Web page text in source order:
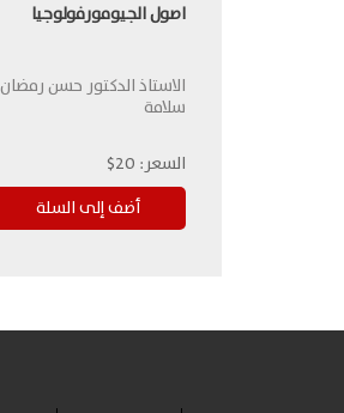
اصول الجيومورفولوجيا
الاستاذ الدكتور حسن رمضان
سلامة
السعر: 20$